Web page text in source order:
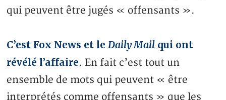
qui peuvent être jugés « offensants ».
C’est Fox News et le Daily Mail qui ont
révélé l’affaire. En fait c’est tout un
ensemble de mots qui peuvent « être
interprétés comme offensants » que les